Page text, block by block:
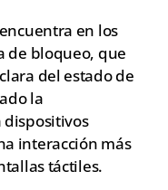
en los
de bloqueo, que
del estado de
la
dispositivos
interacción más
táctiles.